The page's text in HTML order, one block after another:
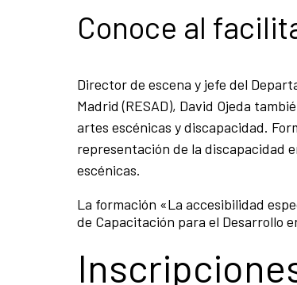
Conoce al
Director de escena y jefe del
Madrid (RESAD), David Ojeda
artes escénicas y discapacidad.
representación de la discapacidad
escénicas.
La formación «La accesibilidad
de Capacitación para el Desarrollo